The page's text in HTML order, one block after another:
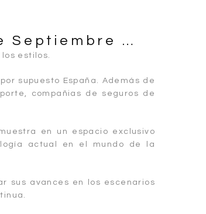
Septiembre …
estilos.
supuesto España. Además de
compañias de seguros de
en un espacio exclusivo
actual en el mundo de la
sus avances en los escenarios